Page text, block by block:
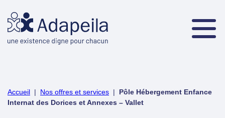
Accueil | Nos offres et services |
Pôle Hébergement Enfance
Internat des Dorices et Annexes – Vallet